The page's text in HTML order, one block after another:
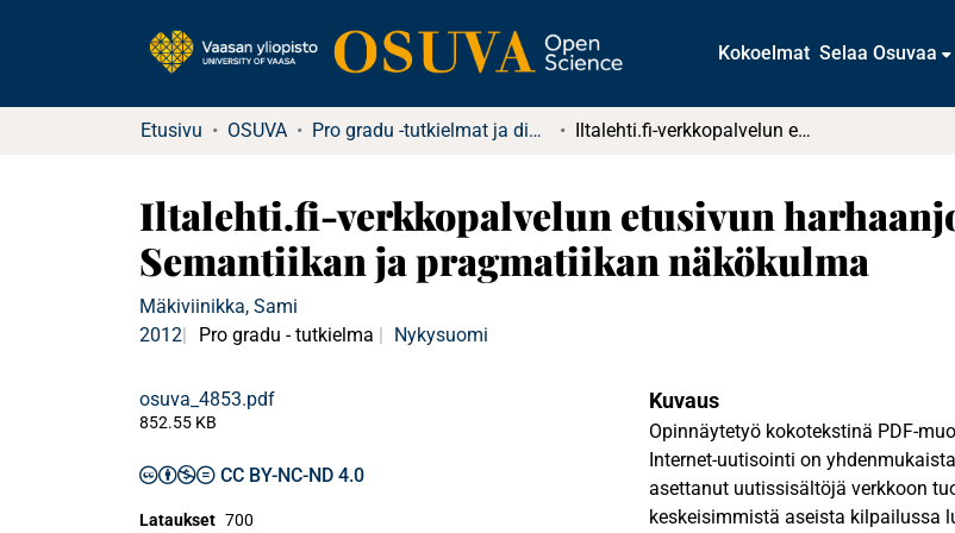
Kokoelmat Selaa Osuvaa
Etusivu OSUVA Pro gradu -tutkielmat ja diplomityöt Iltalehti.fi-verkkopalvelun etusivun harhaanjohtavat uutisotsikot. Semantiikan ja pragmatiikan näkökulma
Iltalehti.fi-verkkopalvelun etusivun
Semantiikan ja pragmatiikan näkökulma
Mäkiviinikka, Sami
2012
Pro gradu - tutkielma Nykysuomi
osuva_4853.pdf
852.55 KB
CC BY-NC-ND 4.0
Lataukset 700
Kuvaus
Opinnäytetyö kokotekstinä PDF-
Internet-uutisointi on
asettanut uutissisältöjä verkkoon
keskeisimmistä aseista kilpailussa